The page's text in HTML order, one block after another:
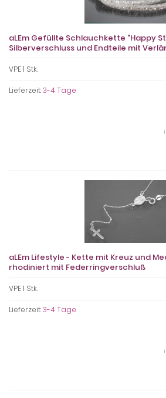
aLEm Gefüllte Schlauchkette "Happy
Silberverschluss und Endteile mit
VPE 1 Stk.
Lieferzeit:3-4 Tage
aLEm Lifestyle - Kette mit Kreuz und
rhodiniert mit Federringverschluß
VPE 1 Stk.
Lieferzeit:3-4 Tage